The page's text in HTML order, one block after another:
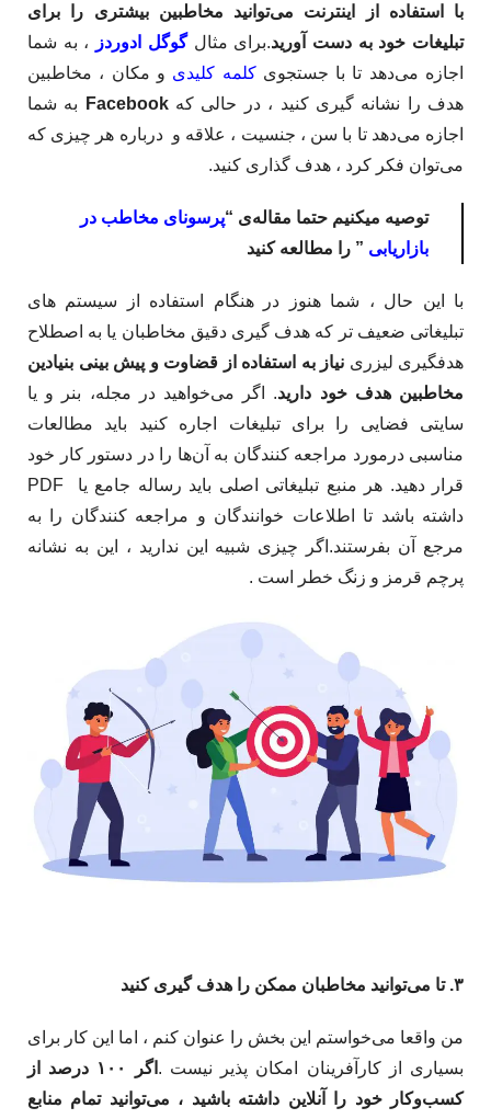
با استفاده از اینترنت می‌توانید مخاطبین بیشتری را برای
تبلیغات خود به دست آورید.برای مثالگوگل ادوردز
، به شما
اجازه می‌دهد تا با جستجویکلمه کلیدی و مکان ، مخاطبین
هدف را نشانه گیری کنید ، در حالی کهFacebook
به شما
اجازه می‌دهد تا با سن ، جنسیت ، علاقه و درباره هر چیزی که
می‌توان فکر کرد ، هدف گذاری کنید. ​
توصیه میکنیم حتما مقاله‌ی “پرسونای مخاطب در
بازاریابی ” را مطالعه کنید
با این حال ، شما هنوز در هنگام استفاده از سیستم های
تبلیغاتی ضعیف تر که هدف گیری دقیق مخاطبان یا به اصطلاح
هدفگیری لیزری نیاز به استفاده از قضاوت و پیش بینی بنیادین
مخاطبین هدف خود دارید.​ اگر می‌خواهید در مجله، بنر و یا
سایتی فضایی را برای تبلیغات اجاره کنید باید مطالعات
مناسبی درمورد مراجعه کنندگان به آن‌ها را در دستور کار خود
قرار دهید. هر منبع تبلیغاتی اصلی باید رساله جامع یا PDF
داشته باشد تا اطلاعات خوانندگان و مراجعه کنندگان را به
مرجع آن بفرستند.اگر چیزی شبیه این ندارید ، این به نشانه
پرچم قرمز و زنگ خطر است .
۳. تا می‌توانید مخاطبان ممکن را هدف گیری کنید
من واقعا می‌خواستم این بخش را عنوان کنم ، اما این کار برای
بسیاری از کارآفرینان امکان پذیر نیست .
اگر ۱۰۰ درصد از
کسب‌وکار خود را آنلاین داشته باشید ، می‌توانید تمام منابع